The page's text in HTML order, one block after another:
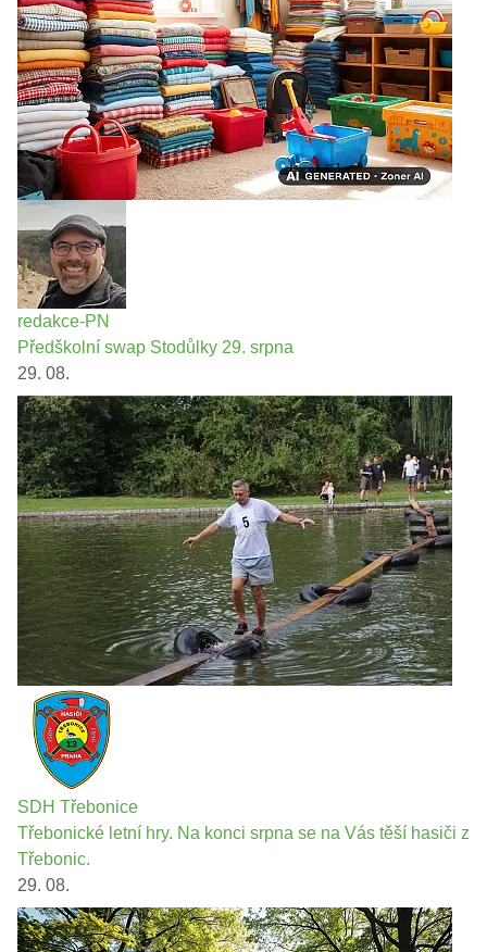
redakce-PN
Předškolní swap Stodůlky 29. srpna
29. 08.
SDH Třebonice
Třebonické letní hry. Na konci srpna se na Vás těší hasiči z
Třebonic.
29. 08.